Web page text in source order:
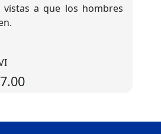
vistas a que los hombres
7.00